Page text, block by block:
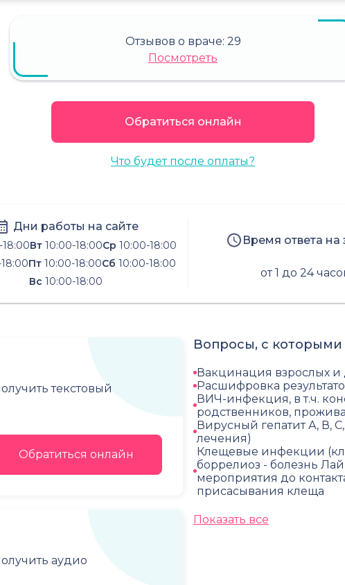
Отзывов о враче: 29
Посмотреть
Обратиться онлайн
Что будет после оплаты?
Дни работы на сайте
Вт10:00-18:00Ср 10:00-18:00
Пт 10:00-18:00Сб 10:00-18:00
Вс 10:00-18:00
Время ответа на
от 1 до 24
текстовый
Обратиться онлайн
аудио
Вопросы, с которыми
Вакцинация взрослых и
Расшифровка
ВИЧ-инфекция, в т.ч.
родственников,
Вирусный гепатит А, В,
лечения)
Клещевые инфекции
боррелиоз - болезнь
мероприятия до
присасывания клеща
Показать все